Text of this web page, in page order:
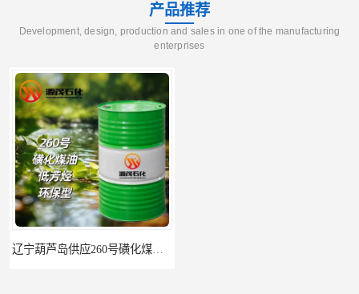
产品推荐
Development, design, production and sales in one of the manufacturing
enterprises